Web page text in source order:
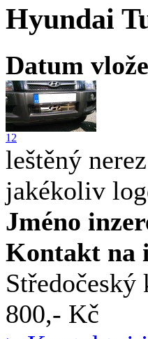
Hyundai
Datum
1 2
leštěný
jakékoliv
Jméno
Kontakt na
Středočeský
800,- Kč